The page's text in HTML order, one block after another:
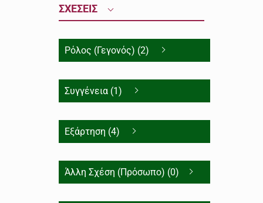
ΣΧΕΣΕΙΣ
Ρόλος (Γεγονός) (2)
Συγγένεια (1)
Εξάρτηση (4)
Άλλη Σχέση (Πρόσωπο) (0)